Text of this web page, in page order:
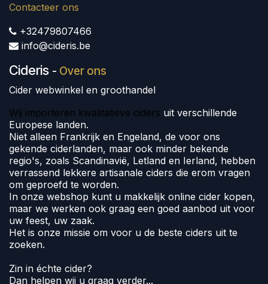
Contacteer ons
+32479807466
info@cideris.be
Cideris - Over ons
Cider webwinkel en groothandel
Wij importeren kwalitatieve ciders uit verschillende
Europese landen.
Niet alleen Frankrijk en Engeland, de voor ons
gekende ciderlanden, maar ook minder bekende
regio's, zoals Scandinavië, Letland en Ierland, hebben
verrassend lekkere artisanale ciders die erom vragen
om geproefd te worden.
In onze webshop kunt u makkelijk online cider kopen,
maar we werken ook graag een goed aanbod uit voor
uw feest, uw zaak.
Het is onze missie om voor u de beste ciders uit te
zoeken.
Zin in échte cider?
Dan helpen wij u graag verder...